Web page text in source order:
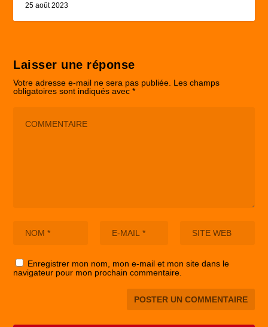
25 août 2023
Laisser une réponse
Votre adresse e-mail ne sera pas publiée. Les champs
obligatoires sont indiqués avec*
Enregistrer mon nom, mon e-mail et mon site dans le
navigateur pour mon prochain commentaire.